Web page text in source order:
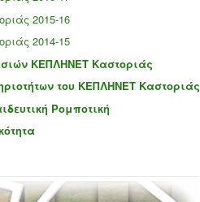
2015-16
2014-15
ΚΕΠΛΗΝΕΤ Καστοριάς
του ΚΕΠΛΗΝΕΤ Καστοριάς
Ρομποτική